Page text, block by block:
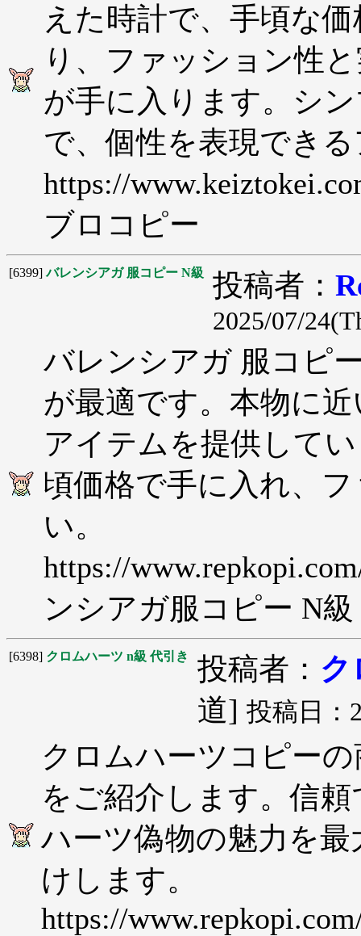
えた時計で、手頃な
り、ファッション性
が手に入ります。シ
で、個性を表現でき
https://
ブロコピー
[6399]バレンシアガ 服コピー N級 投稿者：
2025/07/
バレンシアガ 服コピ
が最適です。本物に
アイテムを提供して
頃価格で手に入れ、
い。
https://
ンシアガ服コピー N級
[6398] クロムハーツ n級 代引き 投稿者： ク
道] 投稿日：
クロムハーツコピー
をご紹介します。信
ハーツ偽物の魅力を
けします。
https://